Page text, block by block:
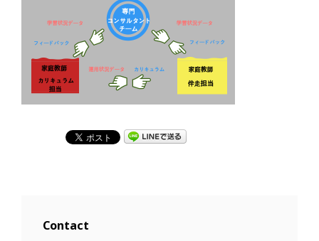
Contact